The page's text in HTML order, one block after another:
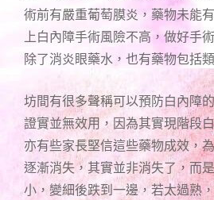
術前有嚴重葡萄膜炎，藥物未能
上白內障手術風險不高，做好手
除了消炎眼藥水，也有藥物包括
坊間有很多聲稱可以預防白內障
證實並無效用，因為其實現階段
亦有些家長堅信這些藥物成效，
逐漸消失，其實並非消失了，而
小，變細後跌到一邊，若太過熟